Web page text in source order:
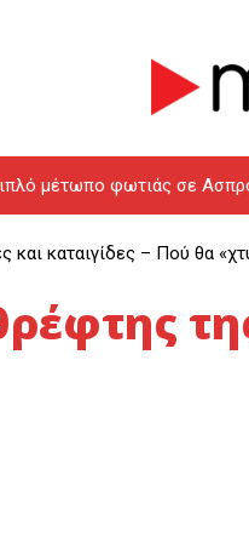
μέτωπο φωτιάς σε
και καταιγίδες – Πού θα